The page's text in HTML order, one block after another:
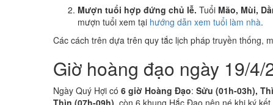
Mượn tuổi hợp đứng chủ lễ. Tuổi Mão, Mùi,
mượn tuổi xem tại hướng dẫn xem tuổi làm nhà.
Các cách trên dựa trên quy tắc lịch pháp truyền thống,
Giờ hoàng đạo ngày 19/
Ngày Quý Hợi có 6 giờ Hoàng Đạo: Sửu (01h-03h),
Thìn (07h-09h), còn 6 khung Hắc Đạo nên né khi ký